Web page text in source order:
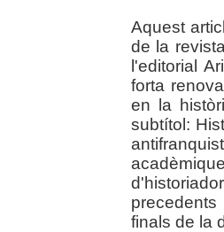
Aquest
de la
l'editorial
forta
en la
subtítol:
finals de la